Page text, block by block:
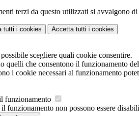
terzi da questo utilizzati si avvalgono
tutti i cookies Accetta tutti i cookies
scegliere quali cookie consentire.
quelli che consentono il funzionamento
i cookie necessari al funzionamento
funzionamento
funzionamento non possono essere